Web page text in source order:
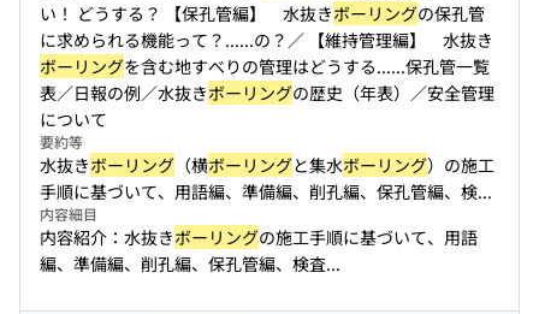
い！ どうする？ 【保孔管編】 水抜きボーリングの保孔管
に求められる機能って？......の？／ 【維持管理編】 水抜き
ボーリングを含む地すべりの管理はどうする......保孔管一覧
表／日報の例／水抜きボーリングの歴史（年表）／安全管理
について
要約等
水抜きボーリング （横ボーリングと集水ボーリング）の施工
手順に基づいて、用語編、準備編、削孔編、保孔管編、検...
内容細目
内容紹介：水抜きボーリングの施工手順に基づいて、用語
編、準備編、削孔編、保孔管編、検査...